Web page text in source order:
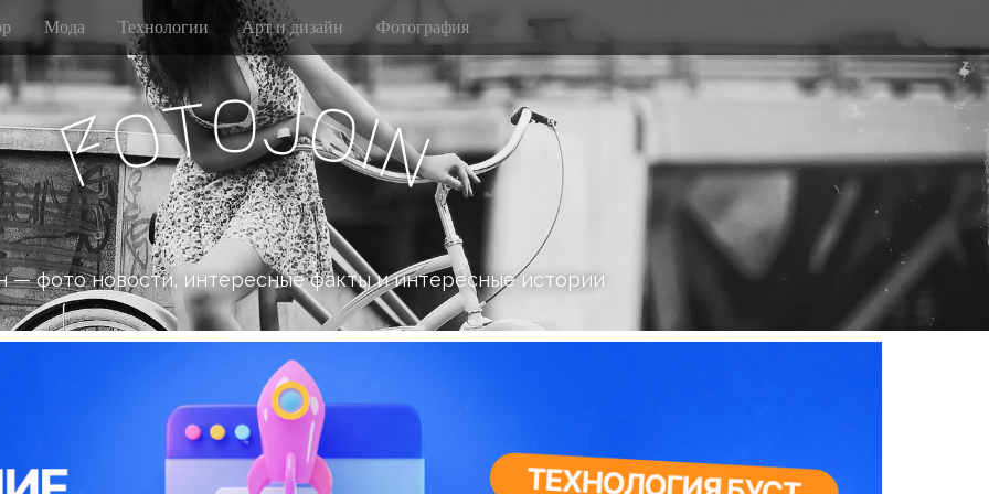
Мода Технологии Арт и дизайн Фотография
FotoJoi
n
— фото новости, интересные факты и интересные истории